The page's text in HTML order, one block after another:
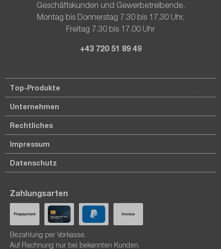
Geschäftskunden und Gewerbetreibende.
Montag bis Donnerstag 7.30 bis 17.30 Uhr,
Freitag 7.30 bis 17.00 Uhr
+43 720 51 89 49
Top-Produkte
Unternehmen
Rechtliches
Impressum
Datenschutz
Zahlungsarten
Bezahlung per Vorkasse.
Auf Rechnung nur bei bekannten Kunden.